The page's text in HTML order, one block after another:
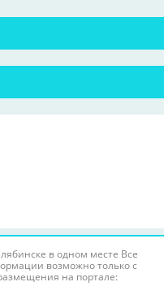
в одном месте Все
возможно только с
на портале: